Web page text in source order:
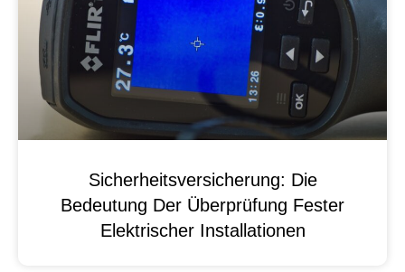
Sicherheitsversicherung: Die
Bedeutung Der Überprüfung Fester
Elektrischer Installationen